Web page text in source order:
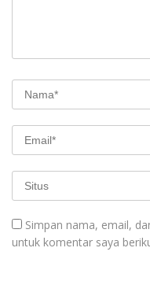
Simpan nama, email,
untuk komentar saya